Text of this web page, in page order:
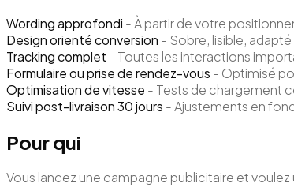
Wording approfondi -À partir de votre
Design orienté conversion - Sobre, lisible,
Tracking complet - Toutes les interactions
Formulaire ou prise de rendez-vous - Optimisé
Optimisation de vitesse - Tests de chargement
Suivi post-livraison 30 jours -Ajustements en
Pour qui
Vous lancez une campagne publicitaire et